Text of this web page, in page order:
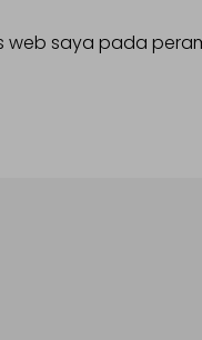
web saya pada